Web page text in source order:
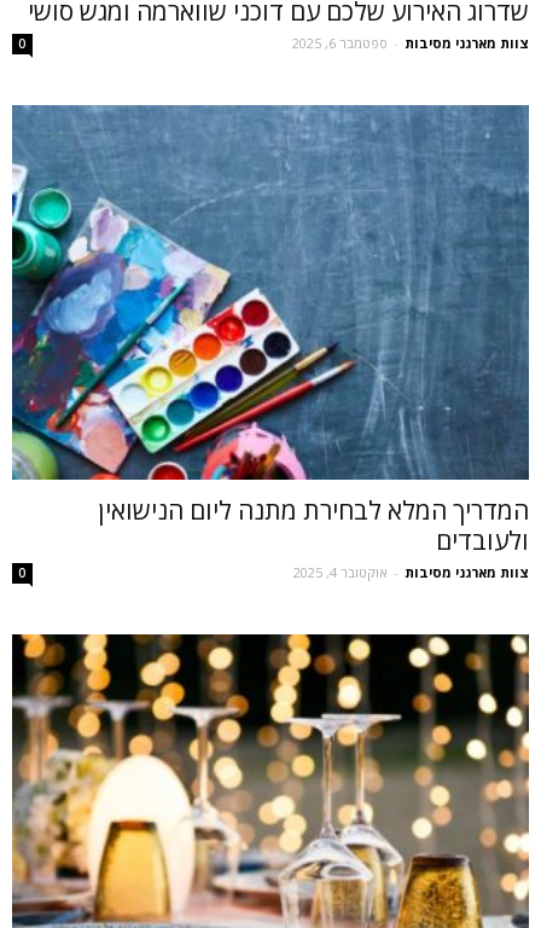
שדרוג האירוע שלכם עם דוכני שווארמה ומגש סושי
צוות מארגני מסיבות - ספטמבר 6, 2025 0
המדריך המלא לבחירת מתנה ליום הנישואין
ולעובדים
צוות מארגני מסיבות - אוקטובר 4, 2025 0